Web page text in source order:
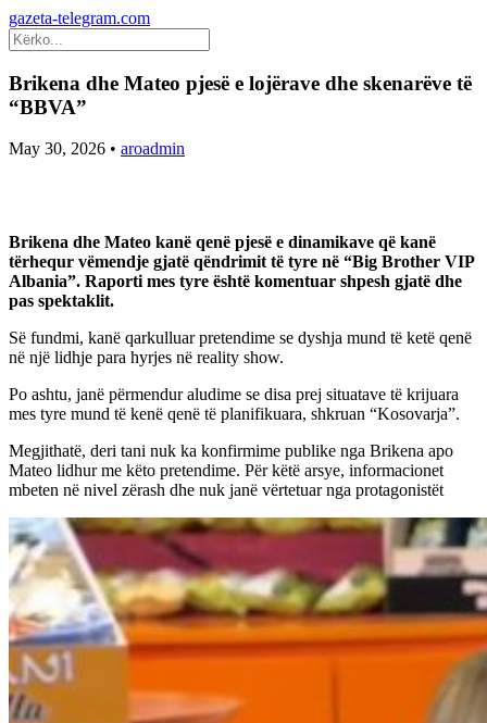
gazeta-telegram.com
Brikena dhe Mateo pjesë e lojërave dhe skenarëve të
“BBVA”
May 30, 2026 • aroadmin
Brikena dhe Mateo kanë qenë pjesë e dinamikave që kanë
tërhequr vëmendje gjatë qëndrimit të tyre në “Big Brother VIP
Albania”. Raporti mes tyre është komentuar shpesh gjatë dhe
pas spektaklit.
Së fundmi, kanë qarkulluar pretendime se dyshja mund të ketë qenë
në një lidhje para hyrjes në reality show.
Po ashtu, janë përmendur aludime se disa prej situatave të krijuara
mes tyre mund të kenë qenë të planifikuara, shkruan “Kosovarja”.
Megjithatë, deri tani nuk ka konfirmime publike nga Brikena apo
Mateo lidhur me këto pretendime. Për këtë arsye, informacionet
mbeten në nivel zërash dhe nuk janë vërtetuar nga protagonistët